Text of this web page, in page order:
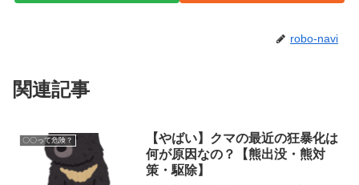
robo-navi
関連記事
〇〇って危険？
【やばい】クマの最近の狂暴化は
何が原因なの？【熊出没・熊対
策・駆除】